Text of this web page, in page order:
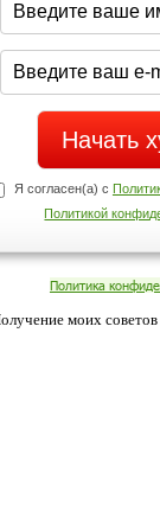
Нет
Телефоны
+7
cookies.